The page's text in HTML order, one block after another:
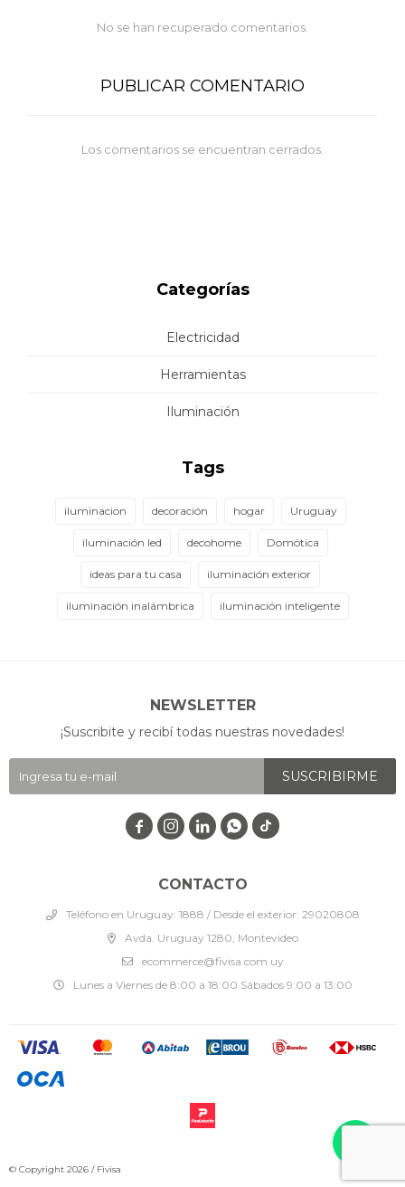
No se han recuperado comentarios.
PUBLICAR COMENTARIO
Los comentarios se encuentran cerrados.
Categorías
Electricidad
Herramientas
Iluminación
Tags
iluminacion decoración hogar Uruguay
iluminación led decohome Domótica
ideas para tu casa iluminación exterior
iluminación inalámbrica iluminación inteligente
CONTACTO
Teléfono en Uruguay: 1888 / Desde el exterior: 29020808
Avda. Uruguay 1280, Montevideo
ecommerce@fivisa.com.uy
Lunes a Viernes de 8:00 a 18:00 Sábados 9:00 a 13:00
NEWSLETTER
¡Suscribite y recibí todas nuestras novedades!
SUSCRIBIRME
   
© Copyright 2026 / Fivisa